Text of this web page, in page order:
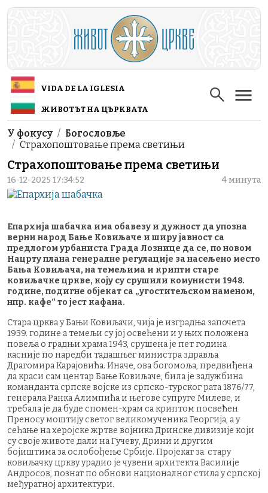
Skip to main content
VIDA DE LA IGLESIA
ЖИВОТЪТ НА ЦЪРКВАТА
Breadcrumb
У фокусу
Богословље
Страхопоштовање према светињи
Страхопоштовање према светињи
16-12-2025 17:34:52 4 минута
Епархија шабачка има обавезу и дужност да упозна
верни народ Бање Ковиљаче и ширу јавност са
предлогом урбаниста Града Лознице да се, по новом
Нацрту плана генералне регулације за насељено место
Бања Ковиљача, на темељима и крипти старе
ковиљачке цркве, коју су срушили комунисти 1948.
године, подигне објекат са „угоститељском наменом,
нпр. кафе“ то јест кафана.
‍Стара црква у Бањи Ковиљачи, чија је изградња започета
1939. године а темељи су јој освећени и у њих положена
повеља о градњи храма 1943, срушена је пет година
касније по наредби тадашњег министра здравља
Драгомира Карајовића. Иначе, ова богомоља, предвиђена
да краси сам центар Бање Ковиљаче, била је задужбина
команданта српске војске из српско-турског рата 1876/77,
генерала Ранка Алимпића и његове супруге Милеве, и
требала је да буде спомен-храм са криптом посвећен
Преносу моштију светог великомученика Георгија, а у
сећање на херојске жртве војника Дринске дивизије који
су своје животе дали на Гучеву, Дрини и другим
бојиштима за ослобођење Србије. Пројекат за стару
ковиљачку цркву урадио је чувени архитекта Василије
Андросов, познат по обнови националног стила у српској
међуратној архитектури.